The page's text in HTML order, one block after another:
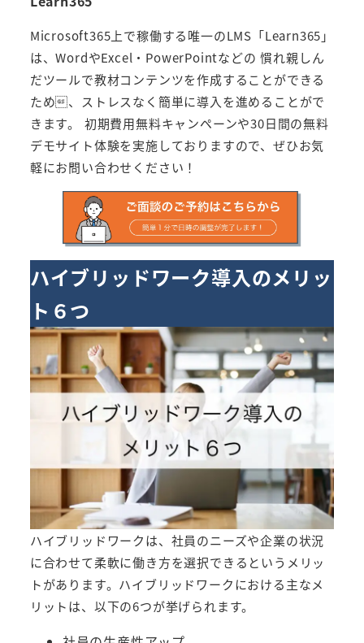
Microsoft365上で稼働する唯一のLMS「Learn365」
は、WordやExcel・PowerPointなどの 慣れ親しん
だツールで教材コンテンツを作成することができる
ため、ストレスなく簡単に導入を進めることがで
きます。 初期費用無料キャンペーンや30日間の無料
デモサイト体験を実施しておりますので、ぜひお気
軽にお問い合わせください！
ハイブリッドワーク導入のメリッ
ト６つ
ハイブリッドワークは、社員のニーズや企業の状況
に合わせて柔軟に働き方を選択できるというメリッ
トがあります。ハイブリッドワークにおける主なメ
リットは、以下の6つが挙げられます。